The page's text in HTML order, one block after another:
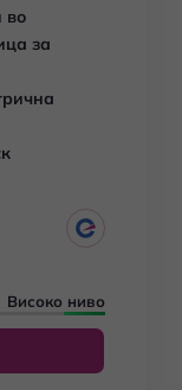
во
за
Високо ниво